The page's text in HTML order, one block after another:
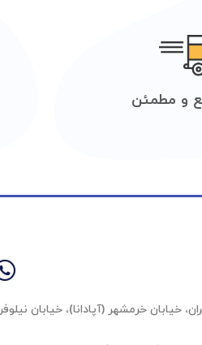
و مطمئن
خیابان خرمشهر (آپادانا)، خیابان نیلوفر (عشقیار)،